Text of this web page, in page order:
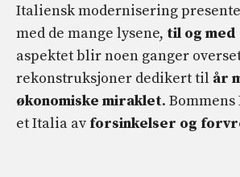
Italiensk modernisering
med de mange lysene, til og
aspektet blir noen ganger
rekonstruksjoner dedikert til år
økonomiske miraklet.
et Italia av forsinkelser og